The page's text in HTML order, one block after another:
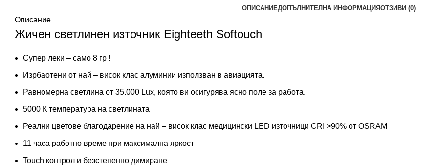
ОПИСАНИЕДОПЪЛНИТЕЛНА ИНФОРМАЦИЯОТЗИВИ (0)
Описание
Жичен светлинен източник Eighteeth Softouch
Супер леки – само 8 гр !
Изрбаотени от най – висок клас алуминии използван в авиацията.
Равномерна светлина от 35.000 Lux, която ви осигурява ясно поле за работа.
5000 К температура на светлината
Реални цветове благодарение на най – висок клас медицински LED източници CRI >90% от OSRAM
11 часа работно време при максимална яркост
Touch контрол и безстепенно димиране